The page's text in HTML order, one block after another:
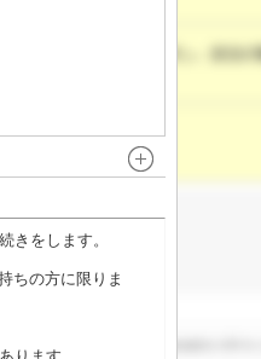
きをします。
ちの方に限りま